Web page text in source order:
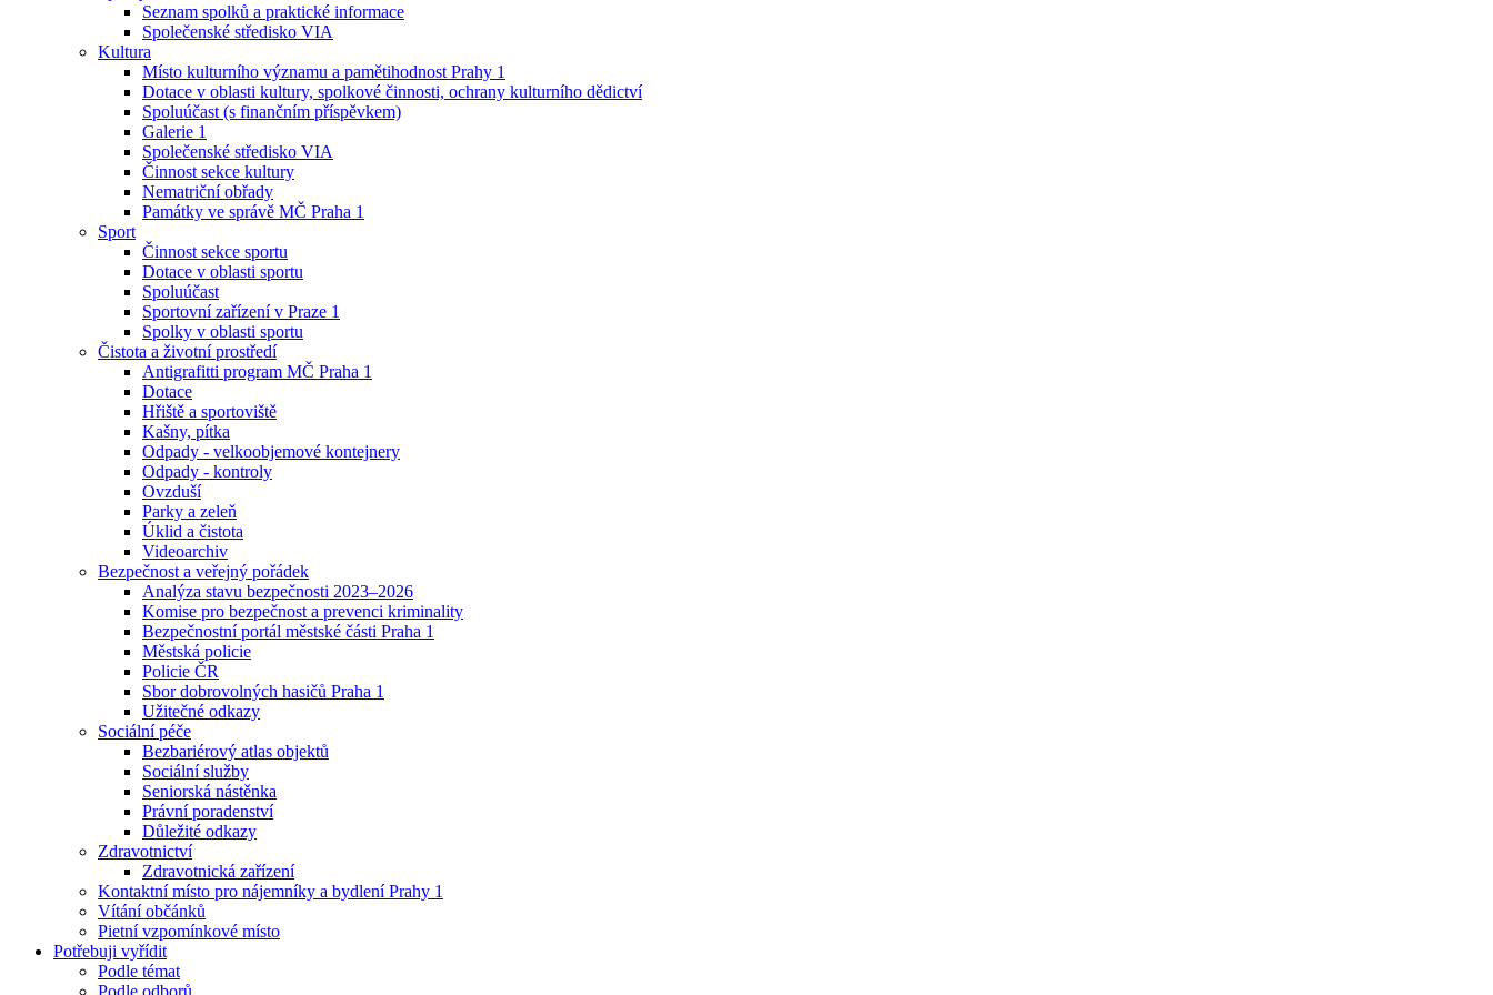
Seznam spolků a praktické informace
Společenské středisko VIA
Kultura
Místo kulturního významu a pamětihodnost Prahy 1
Dotace v oblasti kultury, spolkové činnosti, ochrany kulturního dědictví
Spoluúčast (s finančním příspěvkem)
Galerie 1
Společenské středisko VIA
Činnost sekce kultury
Nematriční obřady
Památky ve správě MČ Praha 1
Sport
Činnost sekce sportu
Dotace v oblasti sportu
Spoluúčast
Sportovní zařízení v Praze 1
Spolky v oblasti sportu
Čistota a životní prostředí
Antigrafitti program MČ Praha 1
Dotace
Hřiště a sportoviště
Kašny, pítka
Odpady - velkoobjemové kontejnery
Odpady - kontroly
Ovzduší
Parky a zeleň
Úklid a čistota
Videoarchiv
Bezpečnost a veřejný pořádek
Analýza stavu bezpečnosti 2023–2026
Komise pro bezpečnost a prevenci kriminality
Bezpečnostní portál městské části Praha 1
Městská policie
Policie ČR
Sbor dobrovolných hasičů Praha 1
Užitečné odkazy
Sociální péče
Bezbariérový atlas objektů
Sociální služby
Seniorská nástěnka
Právní poradenství
Důležité odkazy
Zdravotnictví
Zdravotnická zařízení
Kontaktní místo pro nájemníky a bydlení Prahy 1
Vítání občánků
Pietní vzpomínkové místo
Potřebuji vyřídit
Podle témat